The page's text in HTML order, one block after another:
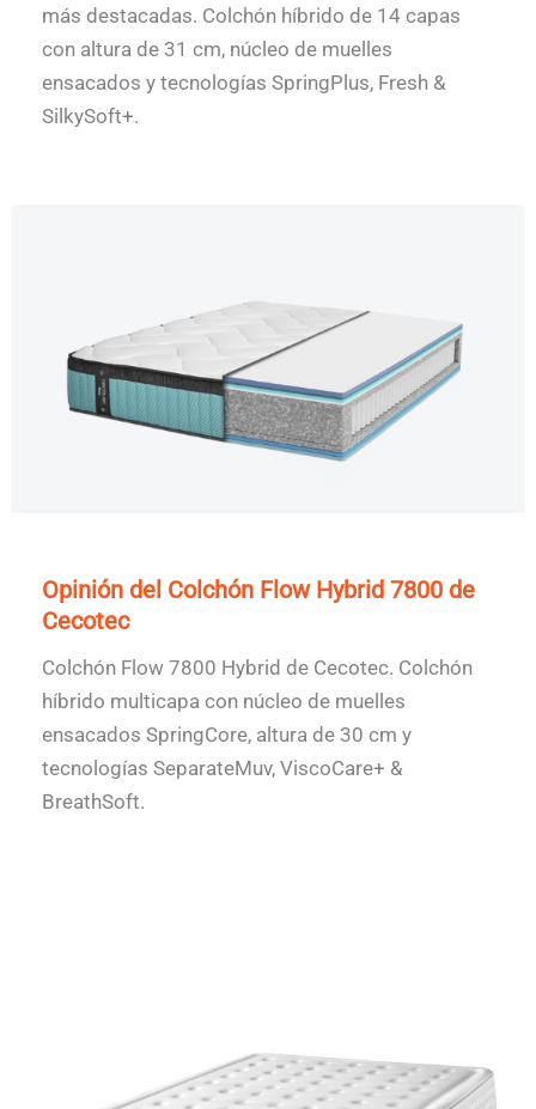
más destacadas. Colchón híbrido de 14 capas
con altura de 31 cm, núcleo de muelles
ensacados y tecnologías SpringPlus, Fresh &
SilkySoft+.
Opinión del Colchón Flow Hybrid 7800 de
Cecotec
Colchón Flow 7800 Hybrid de Cecotec. Colchón
híbrido multicapa con núcleo de muelles
ensacados SpringCore, altura de 30 cm y
tecnologías SeparateMuv, ViscoCare+ &
BreathSoft.